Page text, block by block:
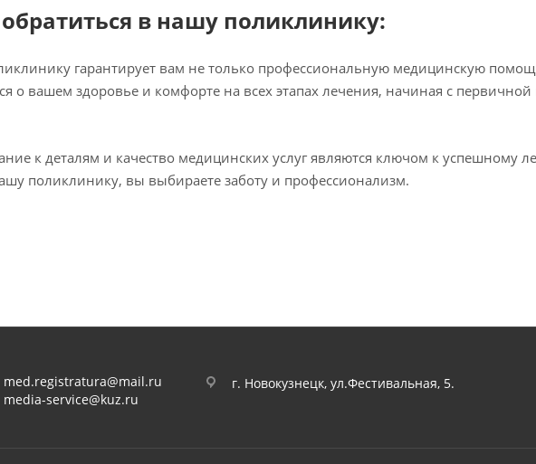
в нашу поликлинику:
гарантирует вам не только профессиональную медицинскую
о вашем здоровье и комфорте на всех этапах лечения, начиная с
к деталям и качество медицинских услуг являются ключом к успешному
поликлинику, вы выбираете заботу и профессионализм.
med.registratura@mail.ru
media-service@kuz.ru
г. Новокузнецк, ул.Фестивальная, 5.